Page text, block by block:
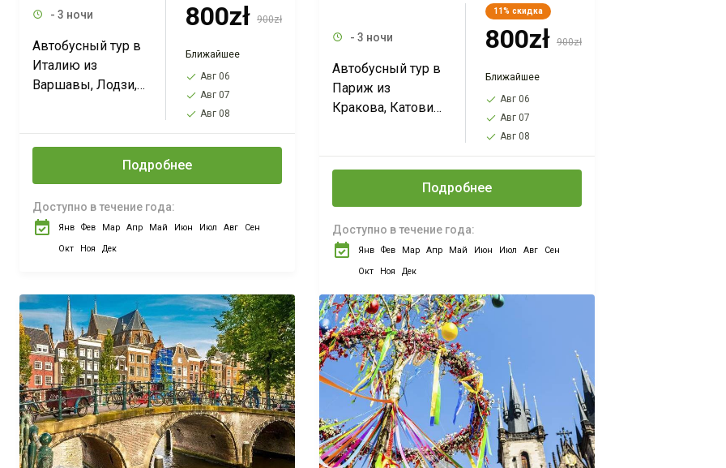
- 3 ночи
Автобусный тур в
Италию из
Варшавы, Лодзи,
города:
Флоренция, Пиза,
Венеция, Болонья.
800zł 900zł
Ближайшее
Авг 06
Авг 07
Авг 08
Подробнее
Доступно в течение года:
Янв Фев Мар Апр Май Июн Июл Авг
Сен
Окт
Ноя Дек
- 3 ночи
Автобусный тур в
Париж из
Кракова, Катовиц,
2023 за 800 PLN. 3
полных дня в
Париже.
Дополнительно
Версаль.
11% скидка
800zł 900zł
Ближайшее
Авг 06
Авг 07
Авг 08
Подробнее
Доступно в течение года:
Янв Фев Мар Апр Май Июн Июл Авг
Сен
Окт
Ноя Дек